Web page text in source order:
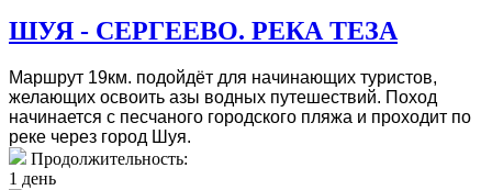
ШУЯ - СЕРГЕЕВО. РЕКА ТЕЗА
Маршрут 19км. подойдёт для начинающих туристов,
желающих освоить азы водных путешествий. Поход
начинается с песчаного городского пляжа и проходит по
реке через город Шуя.
Продолжительность:
1 день